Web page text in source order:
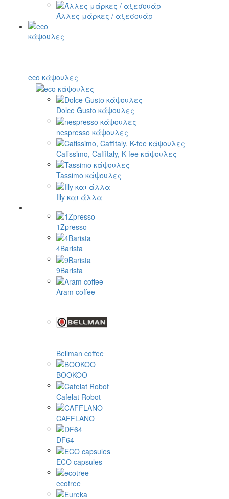
Άλλες μάρκες / αξεσουάρ
eco κάψουλες
Dolce Gusto κάψουλες
nespresso κάψουλες
Cafissimo, Caffitaly, K-fee κάψουλες
Tassimo κάψουλες
Illy και άλλα
1Zpresso
4Barista
9Barista
Aram coffee
Bellman coffee
BOOKOO
Cafelat Robot
CAFFLANO
DF64
ECO capsules
ecotree